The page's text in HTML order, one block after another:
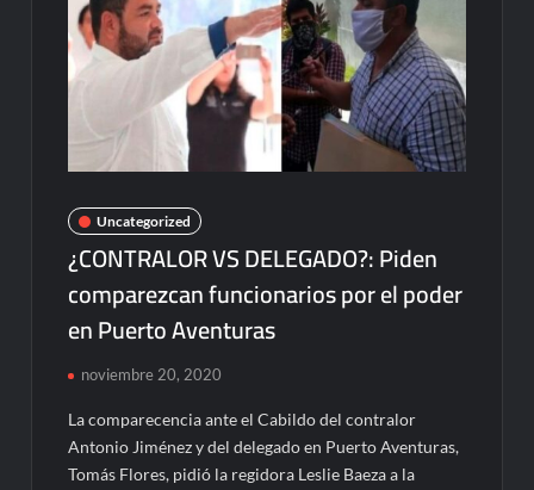
Uncategorized
¿CONTRALOR VS DELEGADO?: Piden
comparezcan funcionarios por el poder
en Puerto Aventuras
noviembre 20, 2020
La comparecencia ante el Cabildo del contralor
Antonio Jiménez y del delegado en Puerto Aventuras,
Tomás Flores, pidió la regidora Leslie Baeza a la